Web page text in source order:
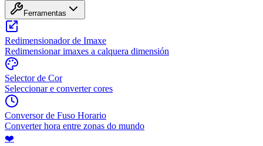
Ferramentas
Redimensionador de Imaxe
Redimensionar imaxes a calquera dimensión
Selector de Cor
Seleccionar e converter cores
Conversor de Fuso Horario
Converter hora entre zonas do mundo
❤️